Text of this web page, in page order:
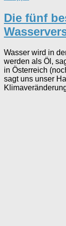
Die fünf
Wasser wird in
werden als Öl,
in Österreich
sagt uns unser